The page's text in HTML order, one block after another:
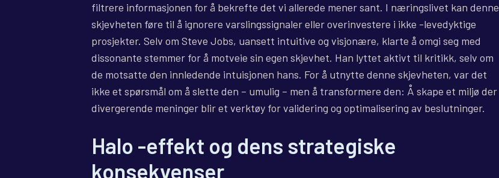
filtrere informasjonen for å bekrefte det vi allerede mener sant. I næringslivet kan denne
skjevheten føre til å ignorere varslingssignaler eller overinvestere i ikke -levedyktige
prosjekter. Selv om Steve Jobs, uansett intuitive og visjonære, klarte å omgi seg med
dissonante stemmer for å motveie sin egen skjevhet. Han lyttet aktivt til kritikk, selv om
de motsatte den innledende intuisjonen hans. For å utnytte denne skjevheten, var det
ikke et spørsmål om å slette den – umulig – men å transformere den: Å skape et miljø der
divergerende meninger blir et verktøy for validering og optimalisering av beslutninger.
Halo -effekt og dens strategiske
konsekvenser